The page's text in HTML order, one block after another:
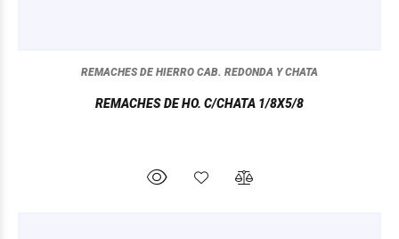
REMACHES DE HIERRO CAB. REDONDA Y CHATA
REMACHES DE HO. C/CHATA 1/8X5/8